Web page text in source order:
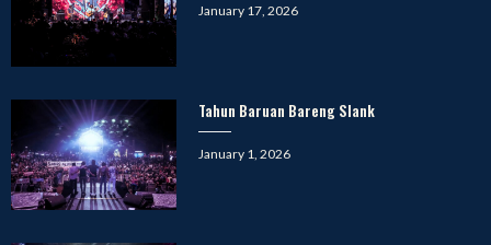
Posted
January 17, 2026
Tahun Baruan Bareng Slank
Posted
January 1, 2026